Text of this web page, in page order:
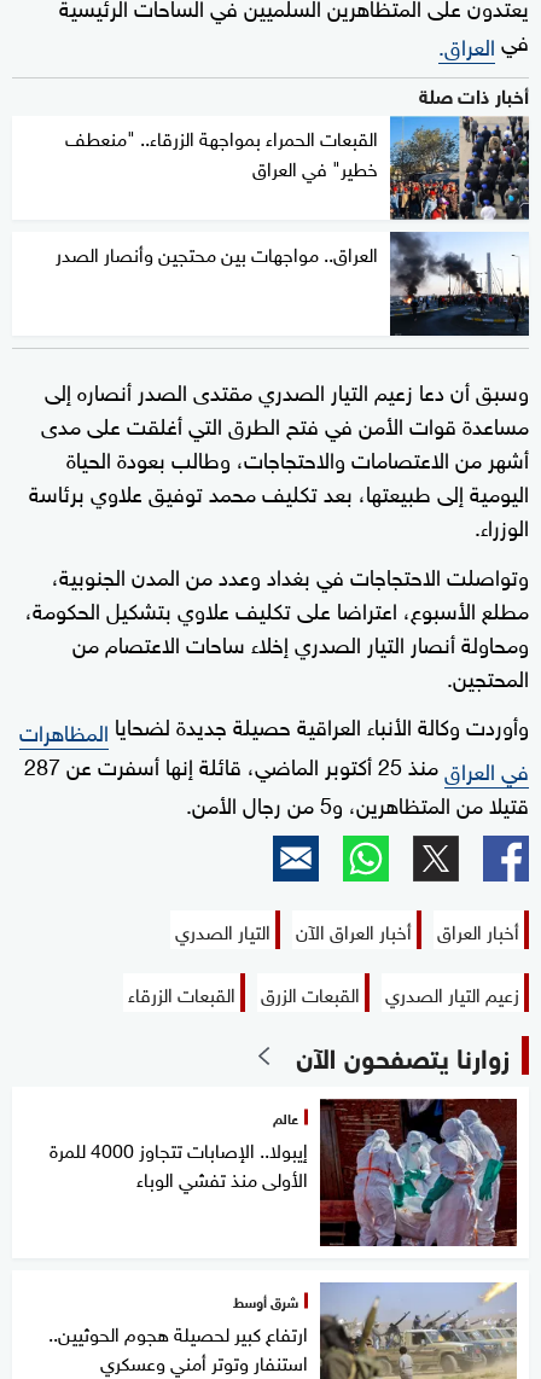
فيالعراق.
أخبار ذات صلة
القبعات الحمراء بمواجهة الزرقاء.. "منعطف
خطير" في العراق
العراق.. مواجهات بين محتجين وأنصار الصدر
وسبق أن دعا زعيم التيار الصدري مقتدى الصدر أنصاره إلى
مساعدة قوات الأمن في فتح الطرق التي أغلقت على مدى
أشهر من الاعتصامات والاحتجاجات، وطالب بعودة الحياة
اليومية إلى طبيعتها، بعد تكليف محمد توفيق علاوي برئاسة
الوزراء.
وتواصلت الاحتجاجات في بغداد وعدد من المدن الجنوبية،
مطلع الأسبوع، اعتراضا على تكليف علاوي بتشكيل الحكومة،
ومحاولة أنصار التيار الصدري إخلاء ساحات الاعتصام من
المحتجين.
وأوردت وكالة الأنباء العراقية حصيلة جديدة لضحايا المظاهرات
في العراق
منذ 25 أكتوبر الماضي، قائلة إنها أسفرت عن 287
قتيلا من المتظاهرين، و5 من رجال الأمن.
أخبار العراق أخبار العراق الآن
التيار الصدري
زعيم التيار الصدري
القبعات الزرق القبعات الزرقاء
زوارنا يتصفحون الآن
عالم
إيبولا.. الإصابات تتجاوز 4000 للمرة
الأولى منذ تفشي الوباء
شرق أوسط
ارتفاع كبير لحصيلة هجوم الحوثيين..
استنفار وتوتر أمني وعسكري